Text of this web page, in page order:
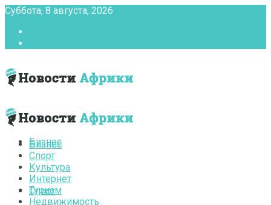
Суббота, 8 августа, 2026
Бизнес
Спорт
Бизнес
Спорт
Культура
Интернет
Туризм
Недвижимость